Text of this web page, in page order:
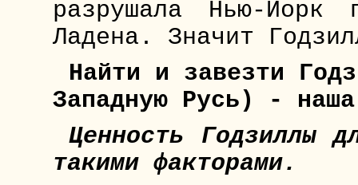
разрушала Нью-Йорк
Ладена. Значит
Найти и завезти
Западную Русь) -
Ценность Годзиллы
такими факторами.